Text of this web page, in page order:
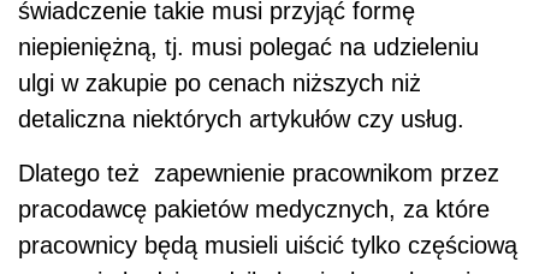
świadczenie takie musi przyjąć formę
niepieniężną, tj. musi polegać na udzieleniu
ulgi w zakupie po cenach niższych niż
detaliczna niektórych artykułów czy usług.
Dlatego też zapewnienie pracownikom przez
pracodawcę pakietów medycznych, za które
pracownicy będą musieli uiścić tylko częściową